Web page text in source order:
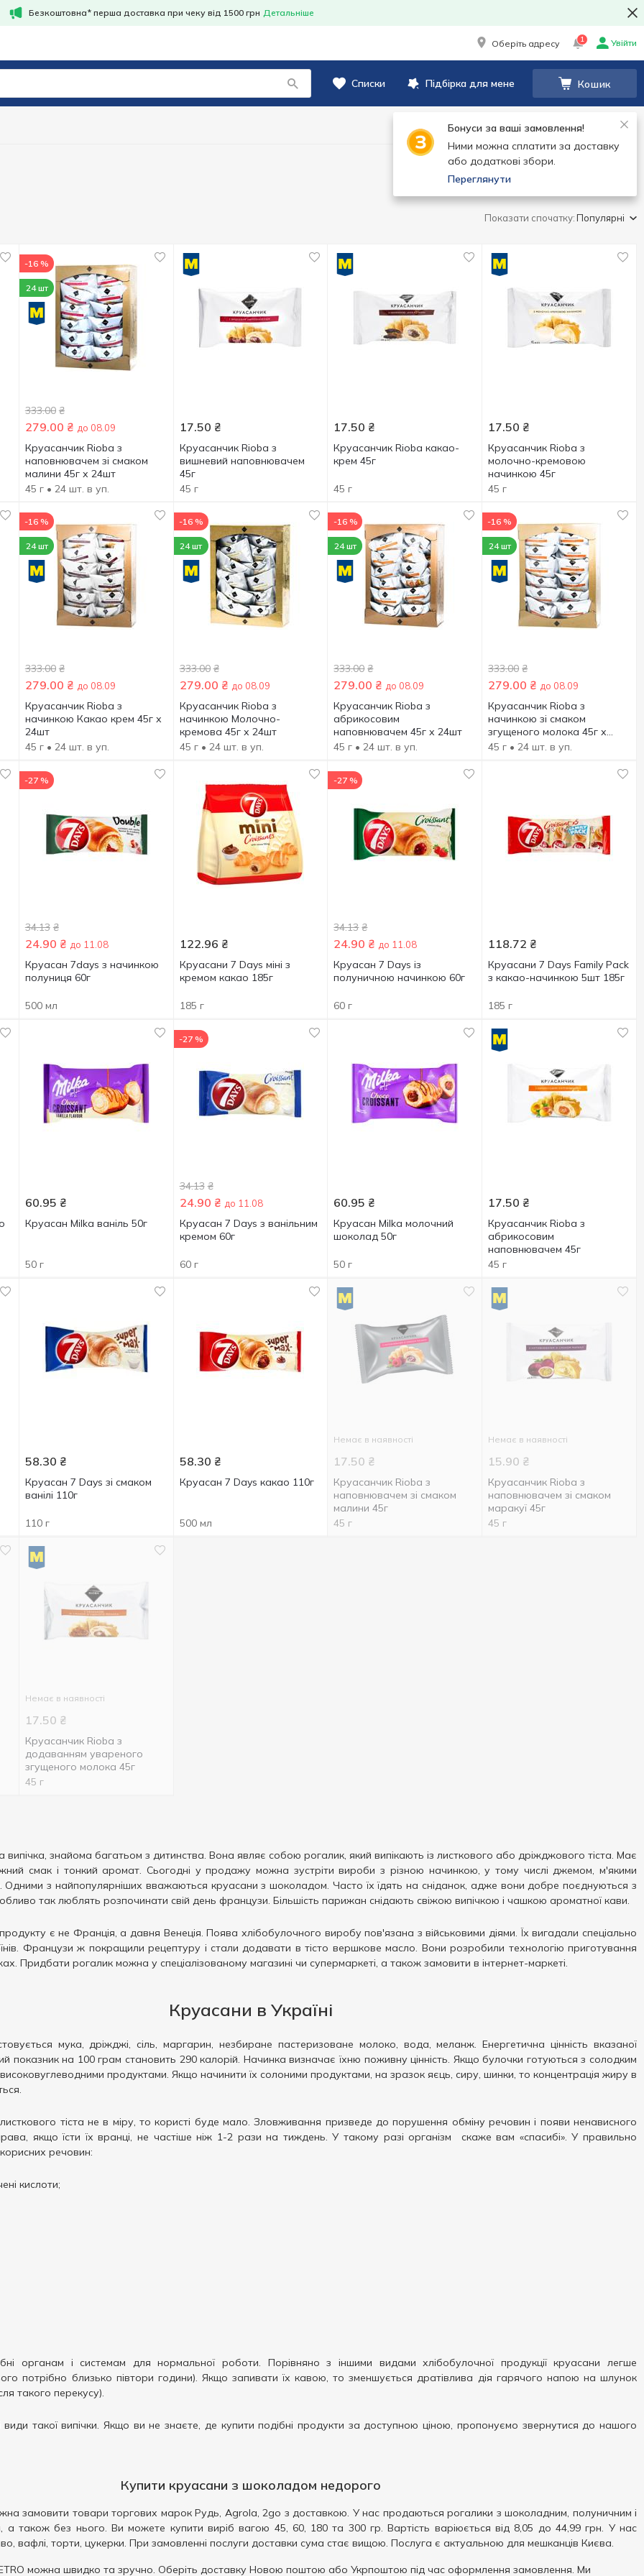
Безкоштовна* перша доставка при чеку від 1500 грн Детальніше
Оберіть адресу 1 Увійти
Списки Підбірка для мене Кошик
Бонуси за ваші замовлення!
Ними можна сплатити за доставку
або додаткові збори.
Переглянути
Показати спочатку:Популярні
-16 %
24 шт
333.00 ₴
279.00 ₴ до 08.09
Круасанчик Rioba з
наповнювачем зі смаком
малини 45г х 24шт
45 г• 24 шт. в уп.
17.50 ₴
Круасанчик Rioba з
вишневий наповнювачем
45г
45 г
17.50 ₴
Круасанчик Rioba какао-
крем 45г
45 г
17.50 ₴
Круасанчик Rioba з
молочно-кремовою
начинкою 45г
45 г
-16 %
24 шт
333.00 ₴
279.00 ₴ до 08.09
Круасанчик Rioba з
начинкою Какао крем 45г х
24шт
45 г• 24 шт. в уп.
-16 %
24 шт
333.00 ₴
279.00 ₴ до 08.09
Круасанчик Rioba з
начинкою Молочно-
кремова 45г х 24шт
45 г• 24 шт. в уп.
-16 %
24 шт
333.00 ₴
279.00 ₴ до 08.09
Круасанчик Rioba з
абрикосовим
наповнювачем 45г х 24шт
45 г • 24 шт. в уп.
-16 %
24 шт
333.00 ₴
279.00 ₴ до 08.09
Круасанчик Rioba з
начинкою зі смаком
згущеного молока 45г х
24шт
45 г • 24 шт. в уп.
-27 %
34.13 ₴
24.90 ₴ до 11.08
Круасан 7days з начинкою
полуниця 60г
500 мл
122.96 ₴
Круасани 7 Days міні з
кремом какао 185г
185 г
-27 %
34.13 ₴
24.90 ₴ до 11.08
Круасан 7 Days із
полуничною начинкою 60г
60 г
118.72 ₴
Круасани 7 Days Family Pack
з какао-начинкою 5шт 185г
185 г
60.95 ₴
Круасан Milka ваніль 50г
50 г
-27 %
34.13 ₴
24.90 ₴ до 11.08
Круасан 7 Days з ванільним
кремом 60г
60 г
60.95 ₴
Круасан Milka молочний
шоколад 50г
50 г
17.50 ₴
Круасанчик Rioba з
абрикосовим
наповнювачем 45г
45 г
58.30 ₴
Круасан 7 Days зі смаком
ванілі 110г
110 г
58.30 ₴
Круасан 7 Days какао 110г
500 мл
Немає в наявності
17.50 ₴
Круасанчик Rioba з
наповнювачем зі смаком
малини 45г
45 г
Немає в наявності
15.90 ₴
Круасанчик Rioba з
наповнювачем зі смаком
маракуї 45г
45 г
Немає в наявності
17.50 ₴
Круасанчик Rioba з
додаванням увареного
згущеного молока 45г
45 г
знайома багатьом з дитинства. Вона являє собою рогалик, який випікають із листкового або дріжджового тіста. Має
смак і тонкий аромат. Сьогодні у продажу можна зустріти вироби з різною начинкою, у тому числі джемом, м'якими
Одними з найпопулярніших вважаються круасани з шоколадом. Часто їх їдять на сніданок, адже вони добре поєднуються з
так люблять розпочинати свій день французи. Більшість парижан снідають свіжою випічкою і чашкою ароматної кави.
є не Франція, а давня Венеція. Поява хлібобулочного виробу пов'язана з військовими діями. Їх вигадали спеціально
Французи ж покращили рецептуру і стали додавати в тісто вершкове масло. Вони розробили технологію приготування
Придбати рогалик можна у спеціалізованому магазині чи супермаркеті, а також замовити в інтернет-маркеті.
Круасани в Україні
мука, дріжджі, сіль, маргарин, незбиране пастеризоване молоко, вода, меланж. Енергетична цінність вказаної
показник на 100 грам становить 290 калорій. Начинка визначає їхню поживну цінність. Якщо булочки готуються з солодким
продуктами. Якщо начинити їх солоними продуктами, на зразок яєць, сиру, шинки, то концентрація жиру в
тіста не в міру, то користі буде мало. Зловживання призведе до порушення обміну речовин і появи ненависного
якщо їсти їх вранці, не частіше ніж 1-2 рази на тиждень. У такому разі організм скаже вам «спасибі». У правильно
речовин:
кислоти;
органам і системам для нормальної роботи. Порівняно з іншими видами хлібобулочної продукції круасани легше
потрібно близько півтори години). Якщо запивати їх кавою, то зменшується дратівлива дія гарячого напою на шлунок
такого перекусу).
види такої випічки. Якщо ви не знаєте, де купити подібні продукти за доступною ціною, пропонуємо звернутися до нашого
Купити круасани з шоколадом недорого
замовити товари торгових марок Рудь, Agrola, 2go з доставкою. У нас продаються рогалики з шоколадним, полуничним і
а також без нього. Ви можете купити виріб вагою 45, 60, 180 та 300 гр. Вартість варіюється від 8,05 до 44,99 грн. У нас
вафлі, торти, цукерки. При замовленні послуги доставки сума стає вищою. Послуга є актуальною для мешканців Києва.
можна швидко та зручно. Оберіть доставку Новою поштою або Укрпоштою під час оформлення замовлення. Ми